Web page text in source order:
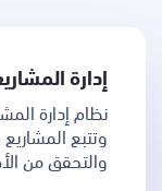
إدارة
نظام إدارة
وتتبع
والتحقق من